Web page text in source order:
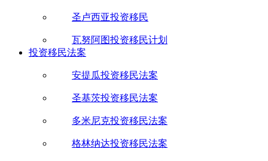
圣卢西亚投资移民
瓦努阿图投资移民计划
投资移民法案
安提瓜投资移民法案
圣基茨投资移民法案
多米尼克投资移民法案
格林纳达投资移民法案